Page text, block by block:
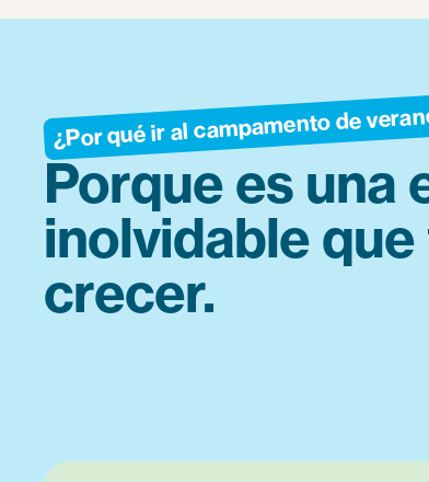
¿Por qué ir al campamento de
Porque es una
inolvidable que
crecer.